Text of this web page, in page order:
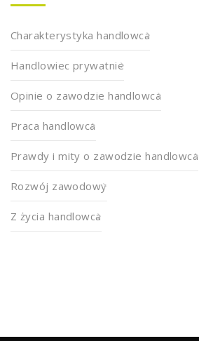
Charakterystyka handlowca
Handlowiec prywatnie
Opinie o zawodzie handlowca
Praca handlowca
Prawdy i mity o zawodzie handlowca
Rozwój zawodowy
Z życia handlowca